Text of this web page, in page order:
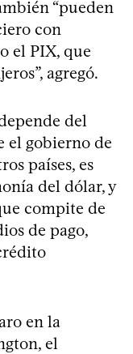
“pueden
con
el PIX, que
agregó.
del
el gobierno de
países, es
del dólar, y
compite de
de pago,
en la
el